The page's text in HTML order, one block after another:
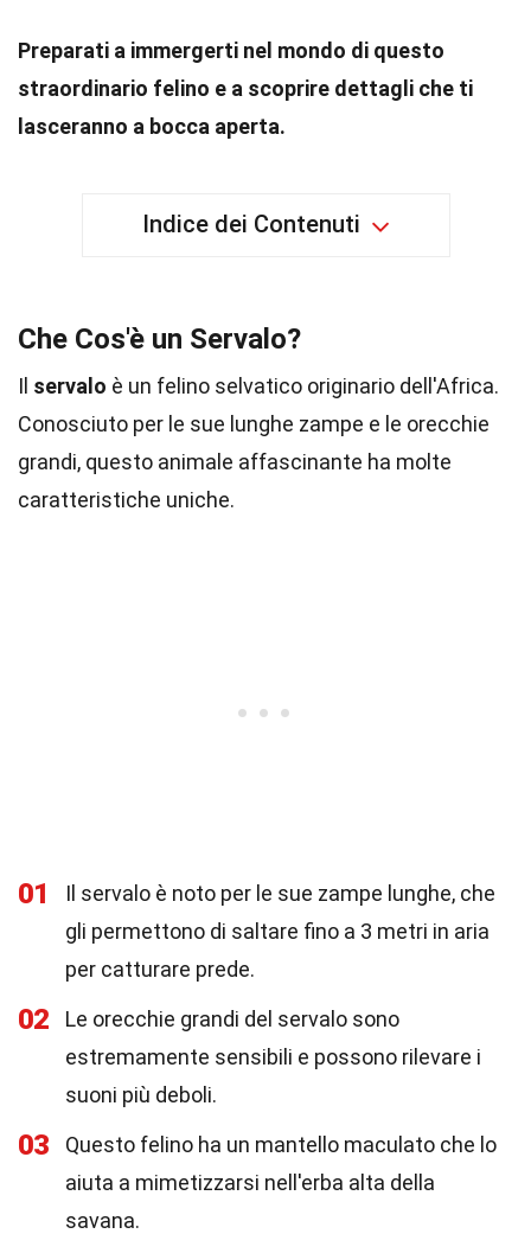
Preparati a immergerti nel mondo di questo
straordinario felino e a scoprire dettagli che ti
lasceranno a bocca aperta.
Indice dei Contenuti
Che Cos'è un Servalo?
Il servalo è un felino selvatico originario dell'Africa.
Conosciuto per le sue lunghe zampe e le orecchie
grandi, questo animale affascinante ha molte
caratteristiche uniche.
01
Il servalo è noto per le sue zampe lunghe, che
gli permettono di saltare fino a 3 metri in aria
per catturare prede.
02
Le orecchie grandi del servalo sono
estremamente sensibili e possono rilevare i
suoni più deboli.
03
Questo felino ha un mantello maculato che lo
aiuta a mimetizzarsi nell'erba alta della
savana.